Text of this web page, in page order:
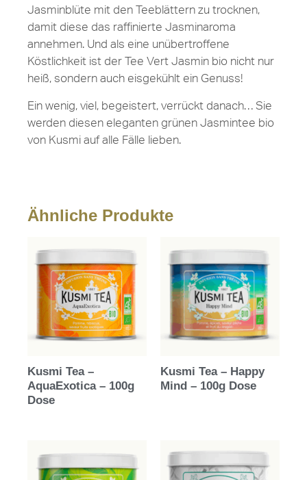
Jasminblüte mit den Teeblättern zu trocknen,
damit diese das raffinierte Jasminaroma
annehmen. Und als eine unübertroffene
Köstlichkeit ist der Tee Vert Jasmin bio nicht nur
heiß, sondern auch eisgekühlt ein Genuss!
Ein wenig, viel, begeistert, verrückt danach… Sie
werden diesen eleganten grünen Jasmintee bio
von Kusmi auf alle Fälle lieben.
Ähnliche Produkte
Kusmi Tea –
AquaExotica – 100g
Dose
Kusmi Tea – Happy
Mind – 100g Dose